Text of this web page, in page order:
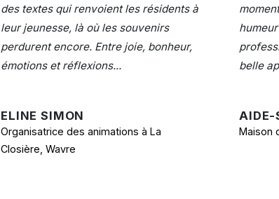
des textes qui renvoient les résidents à
leur jeunesse, là où les souvenirs
perdurent encore. Entre joie, bonheur,
émotions et réflexions...
ELINE SIMON
Organisatrice des animations à La
Closière, Wavre
belle
AIDE-
Maison